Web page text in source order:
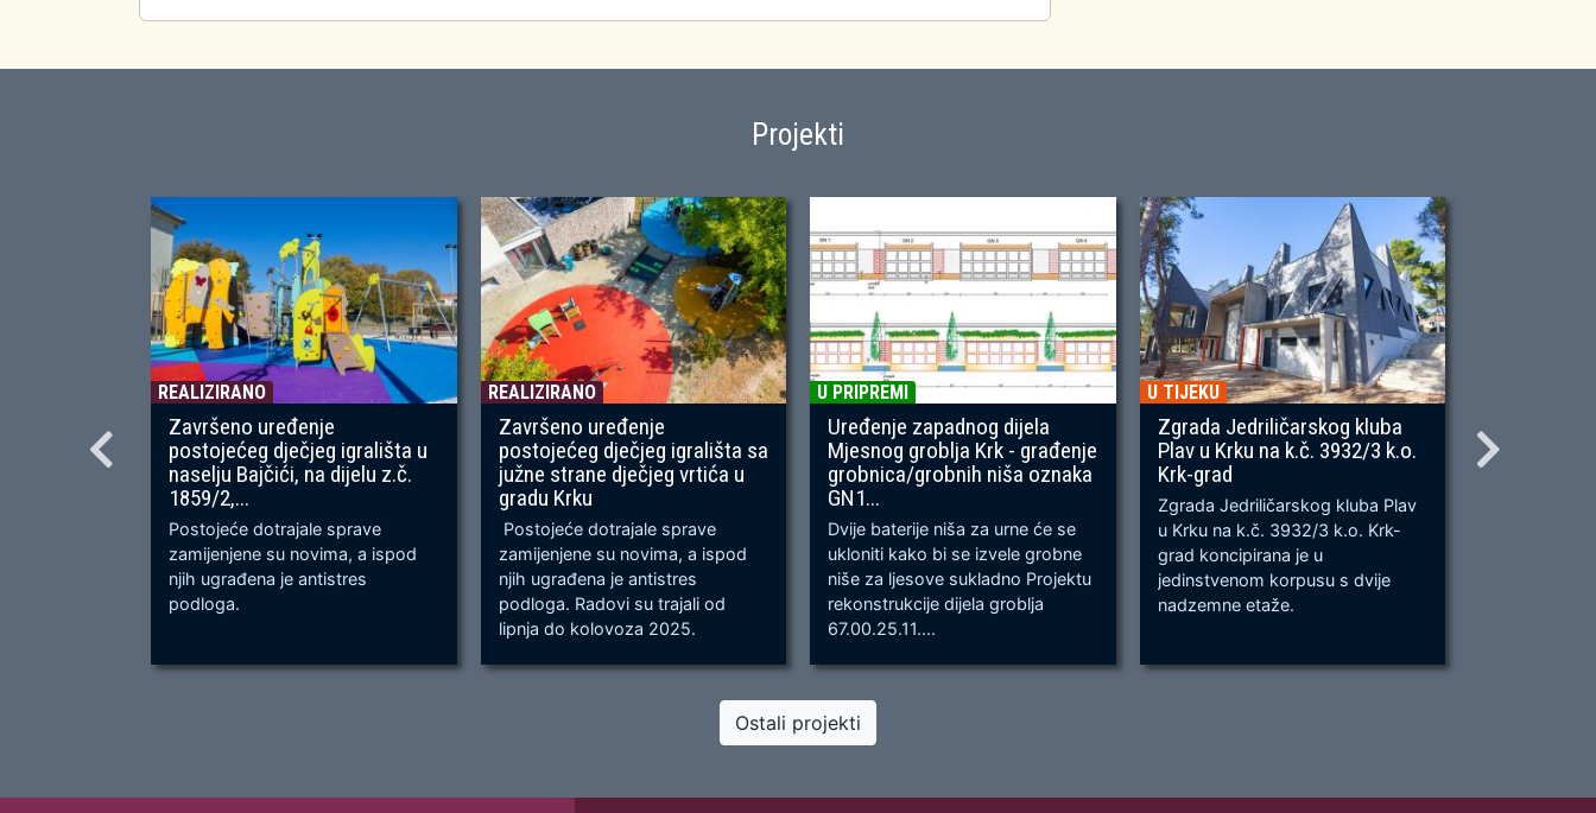
Projekti
REALIZIRANO
Završeno uređenje
postojećeg dječjeg igrališta u
naselju Bajčići, na dijelu z.č.
1859/2,...
Postojeće dotrajale sprave
zamijenjene su novima, a ispod
njih ugrađena je antistres
podloga.
REALIZIRANO
Završeno uređenje
postojećeg dječjeg igrališta sa
južne strane dječjeg vrtića u
gradu Krku
Postojeće dotrajale sprave
zamijenjene su novima, a ispod
njih ugrađena je antistres
podloga. Radovi su trajali od
lipnja do kolovoza 2025.
U PRIPREMI
Uređenje zapadnog dijela
Mjesnog groblja Krk - građenje
grobnica/grobnih niša oznaka
GN1...
Dvije baterije niša za urne će se
ukloniti kako bi se izvele grobne
niše za ljesove sukladno Projektu
rekonstrukcije dijela groblja
67.00.25.11....
U TIJEKU
Zgrada Jedriličarskog kluba
Plav u Krku na k.č. 3932/3 k.o.
Krk-grad
Zgrada Jedriličarskog kluba Plav
u Krku na k.č. 3932/3 k.o. Krk-
grad koncipirana je u
jedinstvenom korpusu s dvije
nadzemne etaže.
OU, na
Ostali projekti